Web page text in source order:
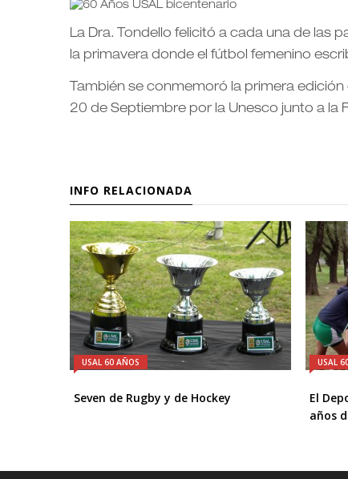
La Dra. Tondello felicitó a cada una de las
la primavera donde el fútbol femenino
También se conmemoró la primera edición
20 de Septiembre por la Unesco junto a la
INFO RELACIONADA
USAL 60 AÑOS
Seven de Rugby y de Hockey
USAL
El
años